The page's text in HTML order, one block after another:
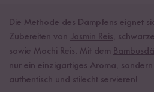
Die Methode des Dämpfens eignet
Zubereiten von Jasmin Reis,
sowie Mochi Reis. Mit dem
nur ein einzigartiges Aroma,
authentisch und stilecht servieren!